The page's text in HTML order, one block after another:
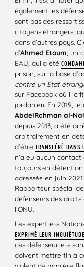
également les
sont pas des
citoyens étrangers,
dans d’autres pays.
d’Ahmed Etoum , un
EAU, qui a été
prison, sur la base
contre un Etat
sur Facebook où il
jordanien. En 2019,
AbdelRahman al-
depuis 2013, a été
arbitrairement en
d’être TRANSFÉRÉ DANS
n’a eu aucun contact
toujours en
adressée en juin
Rapporteur spécial
défenseurs des
l’ONU.
Les expert-e-s
EXPRIMÉ LEUR INQUIÉTUDE
ces défenseur-e-s
doivent mettre fin à